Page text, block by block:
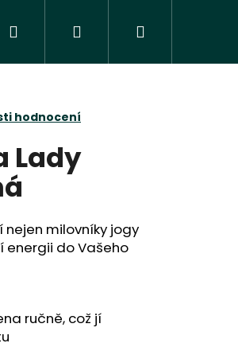
Hledat PřihlášeníNákupní
hodnocení
Lady
nejen milovníky jogy
energii do Vašeho
ručně, což jíNásledující